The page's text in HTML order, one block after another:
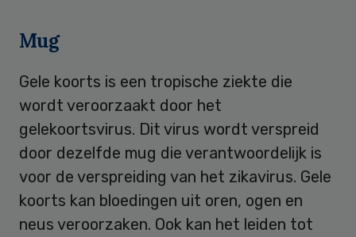
Mug
Gele koorts is een tropische ziekte die
wordt veroorzaakt door het
gelekoortsvirus. Dit virus wordt verspreid
door dezelfde mug die verantwoordelijk is
voor de verspreiding van het zikavirus. Gele
koorts kan bloedingen uit oren, ogen en
neus veroorzaken. Ook kan het leiden tot